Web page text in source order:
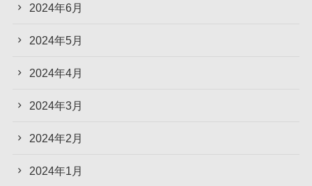
2024年6月
2024年5月
2024年4月
2024年3月
2024年2月
2024年1月